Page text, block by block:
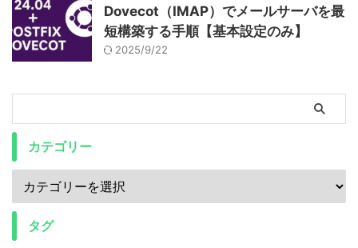
Dovecot（IMAP）でメールサーバを最
短構築する手順【基本設定のみ】
2025/9/22
カテゴリー
タグ